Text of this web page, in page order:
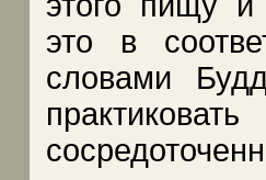
это в
словами